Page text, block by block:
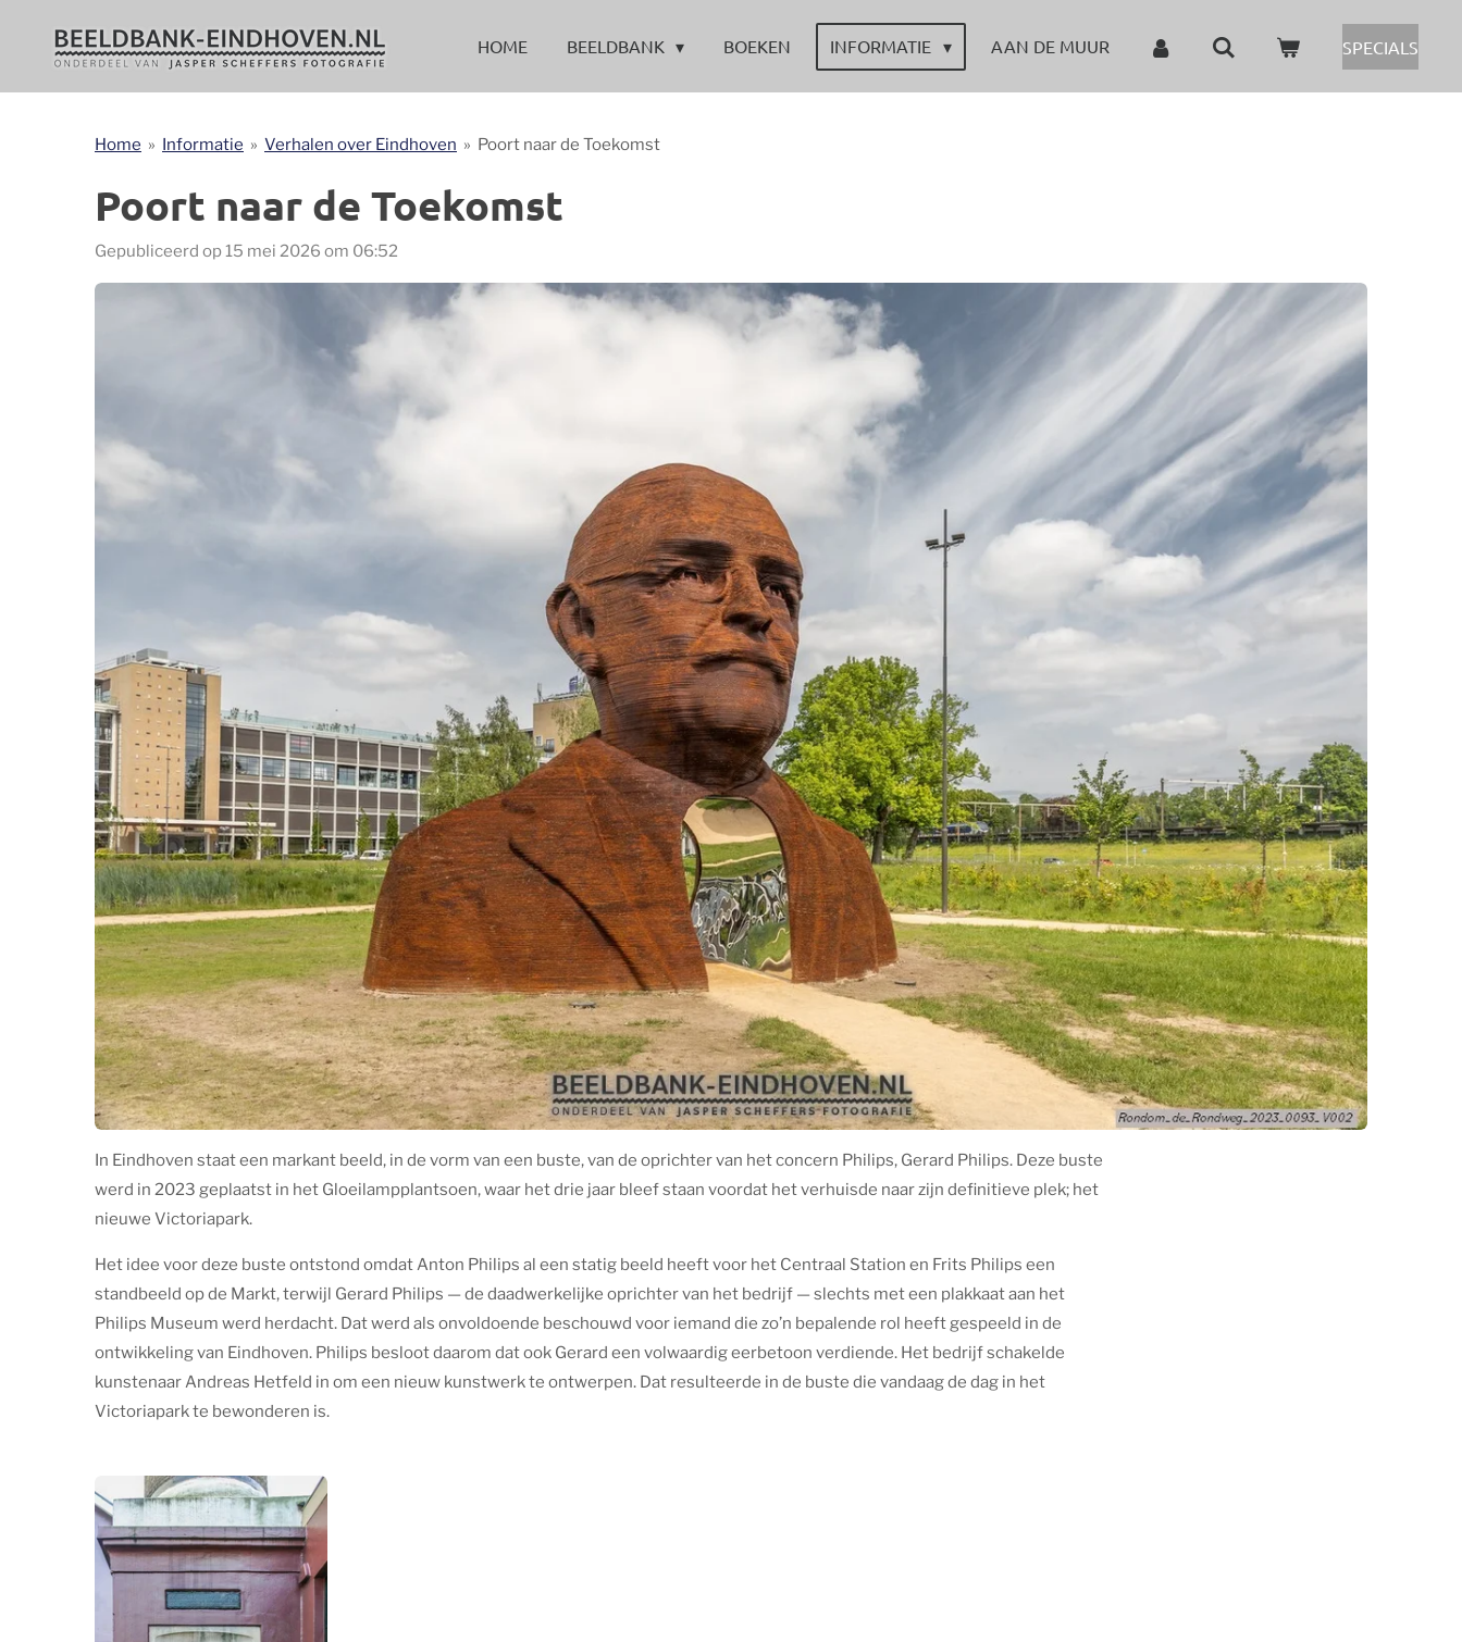
hoofdinhoud
HOME BEELDBANK BOEKEN INFORMATIE AAN DE MUUR SPECIALS
Home » Informatie » Verhalen over Eindhoven » Poort naar de Toekomst
Poort naar de Toekomst
Gepubliceerd op 15 mei 2026 om 06:52
In Eindhoven staat een markant beeld, in de vorm van een buste, van de oprichter van het concern Philips, Gerard Philips. Deze buste
werd in 2023 geplaatst in het Gloeilampplantsoen, waar het drie jaar bleef staan voordat het verhuisde naar zijn definitieve plek; het
nieuwe Victoriapark.
Het idee voor deze buste ontstond omdat Anton Philips al een statig beeld heeft voor het Centraal Station en Frits Philips een
standbeeld op de Markt, terwijl Gerard Philips — de daadwerkelijke oprichter van het bedrijf — slechts met een plakkaat aan het
Philips Museum werd herdacht. Dat werd als onvoldoende beschouwd voor iemand die zo’n bepalende rol heeft gespeeld in de
ontwikkeling van Eindhoven. Philips besloot daarom dat ook Gerard een volwaardig eerbetoon verdiende. Het bedrijf schakelde
kunstenaarAndreas Hetfeld in om een nieuw kunstwerk te ontwerpen. Dat resulteerde in de buste die vandaag de dag in het
Victoriapark te bewonderen is.